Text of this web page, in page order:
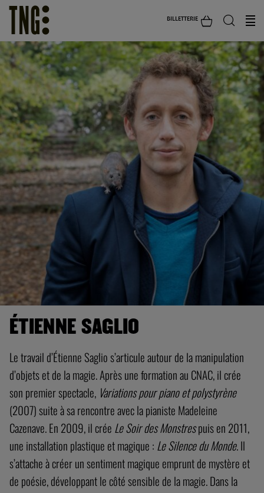
BILLETTERIE
ÉTIENNE SAGLIO
Le travail d’Étienne Saglio s’articule autour de la manipulation
d’objets et de la magie. Après une formation au CNAC, il crée
son premier spectacle, Variations pour piano et polystyrène
(2007) suite à sa rencontre avec la pianiste Madeleine
Cazenave. En 2009, il crée Le Soir des Monstrespuis en 2011,
une installation plastique et magique : Le Silence du Monde. Il
s’attache à créer un sentiment magique emprunt de mystère et
de poésie, développant le côté sensible de la magie. Dans la